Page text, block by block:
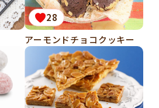
28
アーモンドチョコクッキー